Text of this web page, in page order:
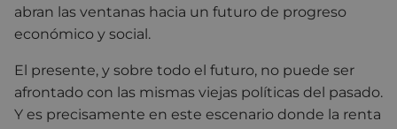
abran las ventanas hacia un futuro de progreso
económico y social.
El presente, y sobre todo el futuro, no puede ser
afrontado con las mismas viejas políticas del pasado.
Y es precisamente en este escenario donde la renta